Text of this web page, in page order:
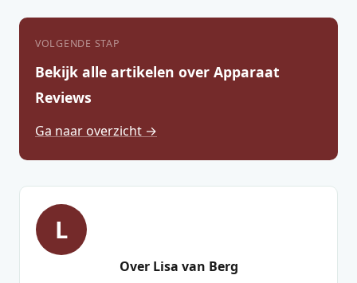
VOLGENDE STAP
Bekijk alle artikelen over Apparaat
Reviews
Ga naar overzicht →
L
Over Lisa van Berg